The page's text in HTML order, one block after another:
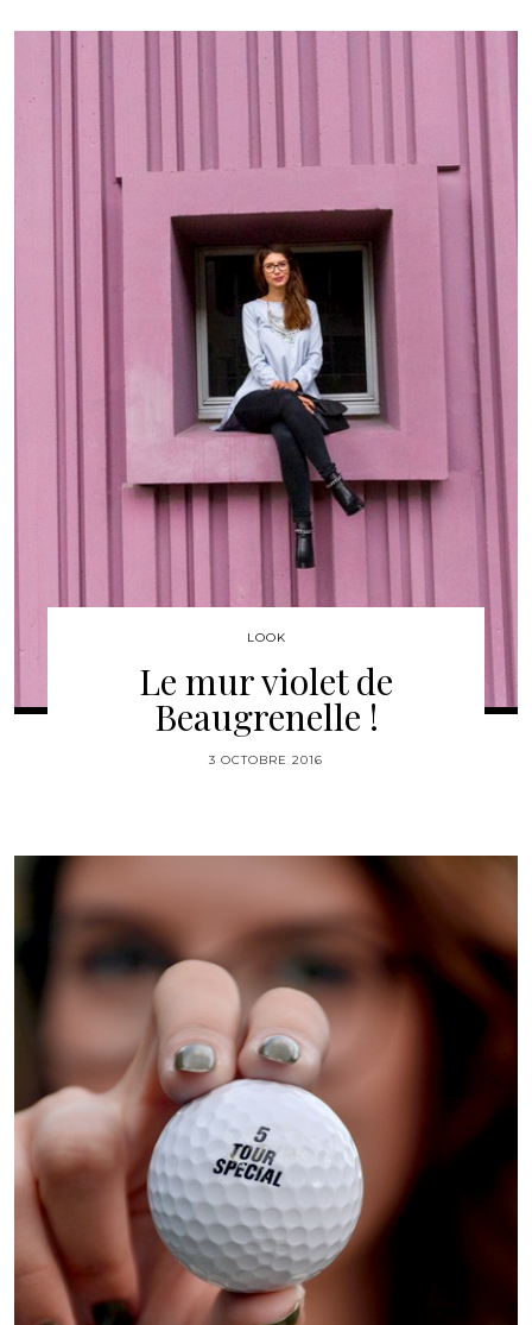
LOOK
Le mur violet de
Beaugrenelle !
3 OCTOBRE 2016